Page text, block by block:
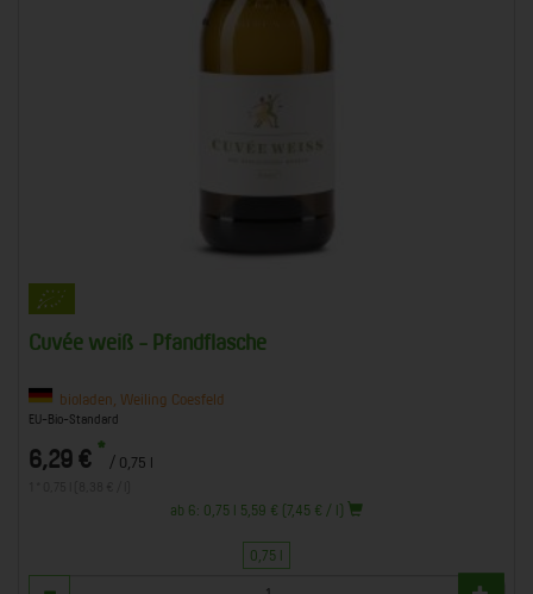
Cuvée weiß - Pfandflasche
bioladen, Weiling Coesfeld
EU-Bio-Standard
6,29 € * / 0,75 l
ab 6: 0,75 l 5,59 € (7,45 € / l)
0,75 l
Anzahl